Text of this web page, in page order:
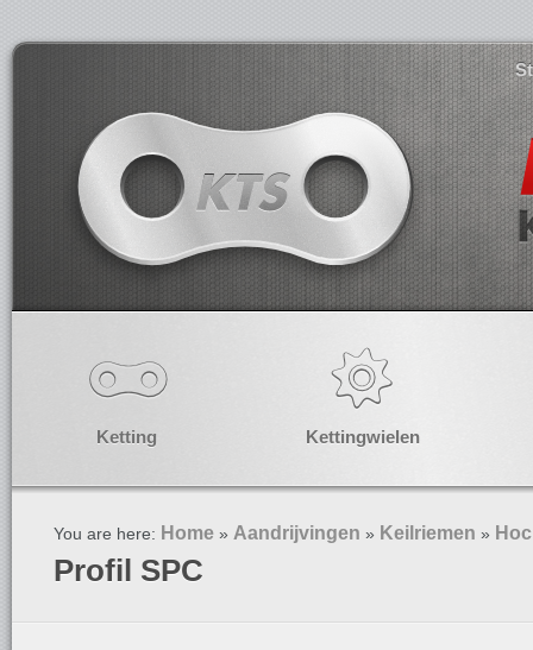
Ketting Kettingwielen
You are here: Home » Aandrijvingen » Keilriemen »
Profil SPC